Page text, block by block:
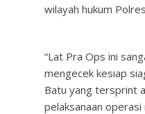
wilayah hukum
“Lat Pra Ops ini
mengecek kesiap
Batu yang tersprint
pelaksanaan operasi